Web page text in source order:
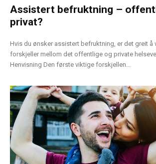
Assistert befruktning –
privat?
Hvis du ønsker assistert befruktning, er det greit å
forskjeller mellom det offentlige og private
Henvisning Den første viktige forskjellen...